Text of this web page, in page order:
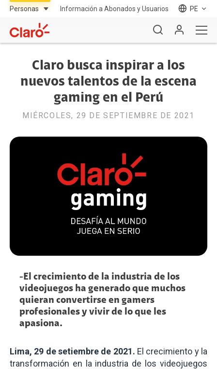
Información a Abonados y Usuarios PE
Claro busca inspirar a los
nuevos talentos de la escena
gaming en el Perú
MIÉRCOLES, 29 DE SEPTIEMBRE DE 2021
-El crecimiento de la industria de los
videojuegos ha generado que muchos
quieran convertirse en gamers
profesionales y vivir de lo que les
apasiona.
Lima, 29 de setiembre de 2021. El crecimiento y la
transformación en la industria de los videojuegos